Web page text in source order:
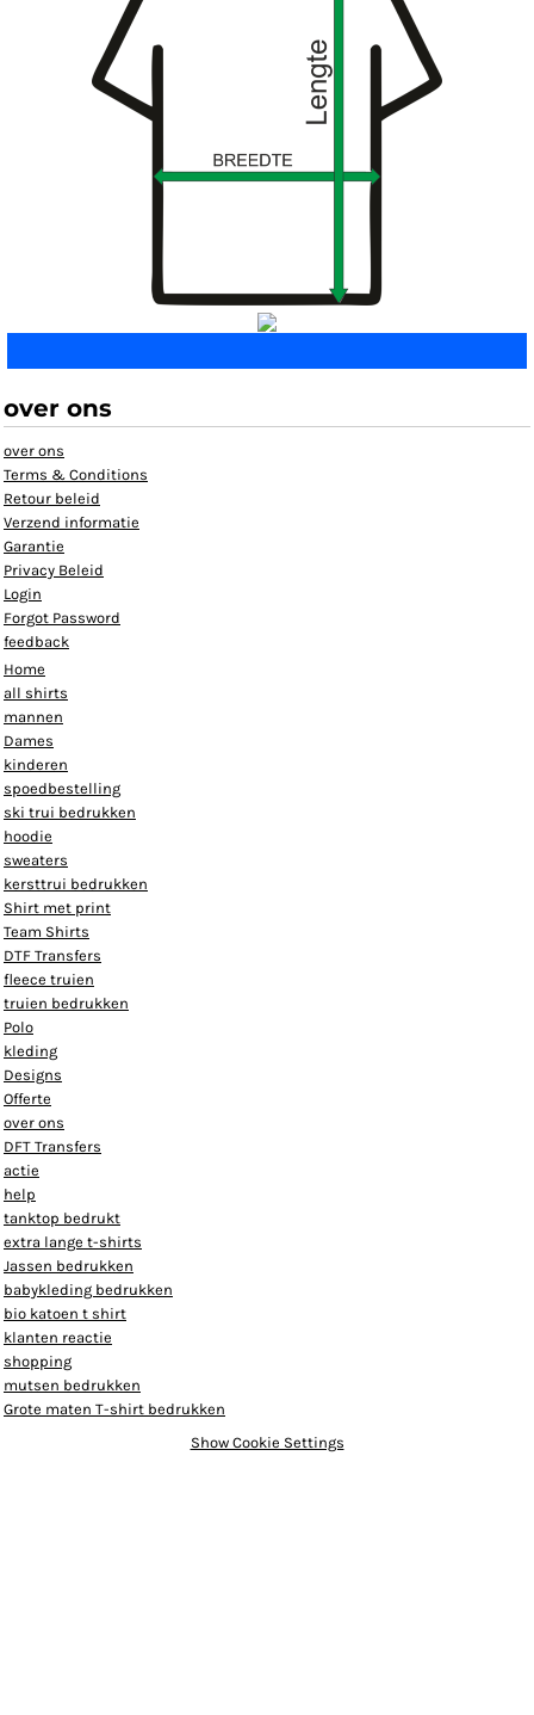
over ons
over ons
Terms & Conditions
Retour beleid
Verzend informatie
Garantie
Privacy Beleid
Login
Forgot Password
feedback
Home
all shirts
mannen
Dames
kinderen
spoedbestelling
ski trui bedrukken
hoodie
sweaters
kersttrui bedrukken
Shirt met print
Team Shirts
DTF Transfers
fleece truien
truien bedrukken
Polo
kleding
Designs
Offerte
over ons
DFT Transfers
actie
help
tanktop bedrukt
extra lange t-shirts
Jassen bedrukken
babykleding bedrukken
bio katoen t shirt
klanten reactie
shopping
mutsen bedrukken
Grote maten T-shirt bedrukken
Show Cookie Settings